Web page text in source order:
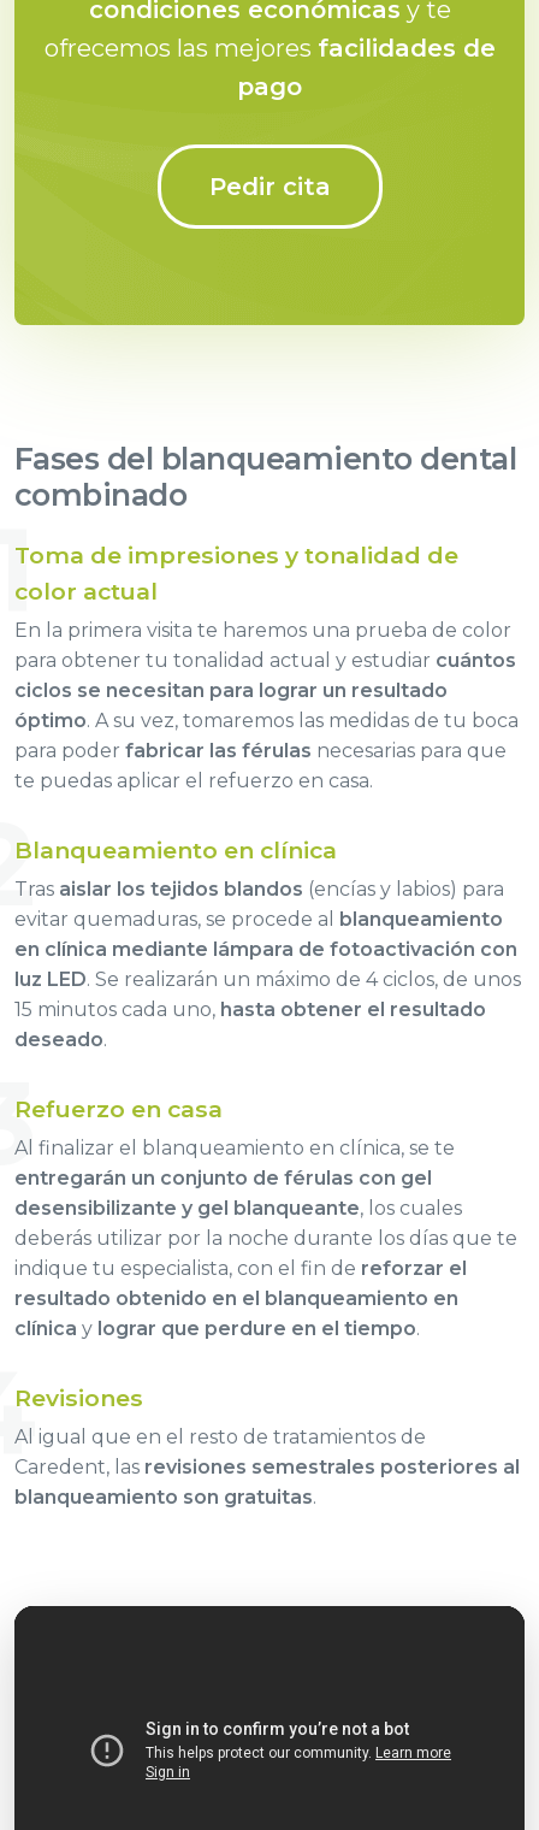
condiciones económicas y te
ofrecemos las mejores facilidades de
pago
Pedir cita
Fases del blanqueamiento dental
combinado
Toma de impresiones y tonalidad de
color actual
En la primera visita te haremos una prueba de color
para obtener tu tonalidad actual y estudiar cuántos
ciclos se necesitan para lograr un resultado
óptimo. A su vez, tomaremos las medidas de tu boca
para poder fabricar las férulas necesarias para que
te puedas aplicar el refuerzo en casa.
Blanqueamiento en clínica
Tras aislar los tejidos blandos (encías y labios) para
evitar quemaduras, se procede al blanqueamiento
en clínica mediante lámpara de fotoactivación con
luz LED. Se realizarán un máximo de 4 ciclos, de unos
15 minutos cada uno, hasta obtener el resultado
deseado.
Refuerzo en casa
Al finalizar el blanqueamiento en clínica, se te
entregarán un conjunto de férulas con gel
desensibilizante y gel blanqueante, los cuales
deberás utilizar por la noche durante los días que te
indique tu especialista, con el fin de reforzar el
resultado obtenido en el blanqueamiento en
clínica y lograr que perdure en el tiempo.
Revisiones
Al igual que en el resto de tratamientos de
Caredent, las revisiones semestrales posteriores al
blanqueamiento son gratuitas.